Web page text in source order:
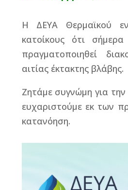
Η ΔΕΥΑ Θερμαϊκού
κατοίκους ότι
πραγματοποιηθεί
αιτίας έκτακτης βλάβης.
Ζητάμε συγνώμη για
ευχαριστούμε εκ των
κατανόηση.